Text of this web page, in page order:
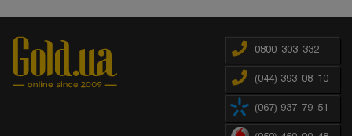
0800-303-332
(044) 393-08-10
(067) 937-79-51